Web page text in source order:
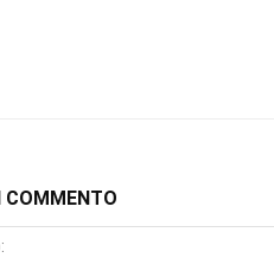
COMMENTO